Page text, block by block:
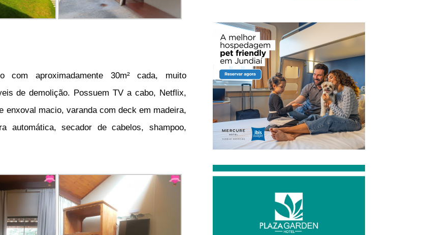
aproximadamente 30m² cada, muito
de demolição. Possuem TV a cabo, Netflix,
enxoval macio, varanda com deck em madeira,
automática, secador de cabelos, shampoo,